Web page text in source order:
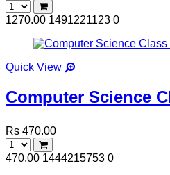
1270.00 1491221123 0
Quick View
Computer Science
Rs 470.00
470.00 1444215753 0